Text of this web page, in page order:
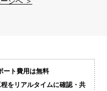
ート費用は無料
をリアルタイムに確認・共